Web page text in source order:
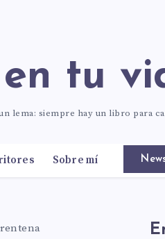
en tu
lema: siempre hay un libro para
Sobre mí